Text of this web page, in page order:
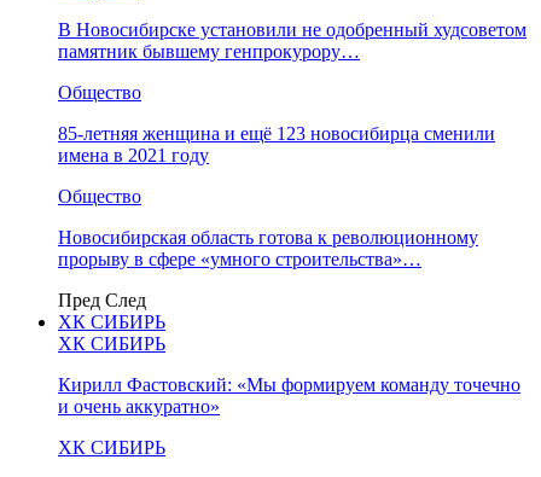
В Новосибирске установили не одобренный худсоветом
памятник бывшему генпрокурору…
Общество
85-летняя женщина и ещё 123 новосибирца сменили
имена в 2021 году
Общество
Новосибирская область готова к революционному
прорыву в сфере «умного строительства»…
Пред След
ХК СИБИРЬ
ХК СИБИРЬ
Кирилл Фастовский: «Мы формируем команду точечно
и очень аккуратно»
ХК СИБИРЬ